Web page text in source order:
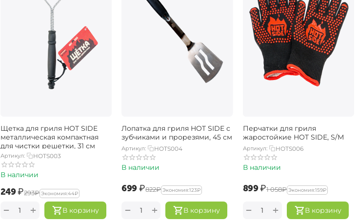
Щетка для гриля HOT SIDE
металлическая компактная
для чистки решетки, 31 см
Артикул: HOTS003
В наличии
‍249‍₽‍293‍₽ Экономия:‍44‍₽
В корзину
+
−
Лопатка для гриля HOT SIDE с
зубчиками и прорезями, 45 см
Артикул: HOTS004
В наличии
‍699‍₽‍822‍₽ Экономия:‍123‍₽
В корзину
+
−
Перчатки для гриля
жаростойкие HOT SIDE, S/M
Артикул: HOTS006
В наличии
‍899‍₽‍1 058‍₽ Экономия:‍159‍₽
В корзину
+
−